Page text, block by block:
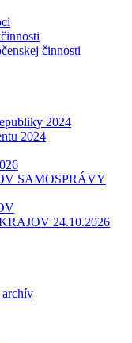
činnosti
2024
2024
SAMOSPRÁVY
24.10.2026